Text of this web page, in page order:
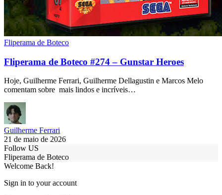
Fliperama de Boteco
Fliperama de Boteco #274 – Gunstar Heroes
Hoje, Guilherme Ferrari, Guilherme Dellagustin e Marcos Melo
comentam sobre mais lindos e incríveis…
Guilherme Ferrari
21 de maio de 2026
Follow US
Fliperama de Boteco
Welcome Back!
Sign in to your account